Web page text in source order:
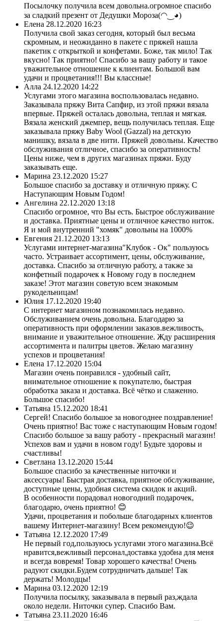
Посылочку получила всем довольна.огромное спасибо
за сладкий презент от Дедушки Мороза(◠‿◕)
Елена 28.12.2020 16:23
Получила свой заказ сегодня, который был весьма
скромным, и неожиданно в пакете с пряжей нашла
пакетик с открыткой и конфетами. Боже, так мило! Так
вкусно! Так приятно! Спасибо за вашу работу и такое
уважительное отношение к клиентам. Большой вам
удачи и процветания!!! Вы классные!
Алла 24.12.2020 14:22
Услугами этого магазина воспользовалась недавно.
Заказывала пряжу Вита Сапфир, из этой пряжи вязала
впервые. Пряжей осталась довольна, теплая и мягкая.
Вязала женский джемпер, вещь получилась теплая. Еще
заказывала пряжу Baby Wool (Gazzal) на детскую
манишку, вязала в две нити. Пряжей довольны. Качество
обслуживания отличное, спасибо за оперативность!
Цены ниже, чем в других магазинах пряжи. Буду
заказывать еще.
Марина 23.12.2020 15:27
Большое спасибо за доставку и отличную пряжу. С
Наступающим Новым Годом!
Ангелина 22.12.2020 13:18
Спасибо огромное, что Вы есть. Быстрое обслуживание
и доставка. Приятные цены и отличное качество ниток.
Я и мой внутренний "хомяк" довольны на 1000%
Евгения 21.12.2020 13:13
Услугами интернет-магазина"Клубок - Ок" пользуюсь
часто. Устраивает ассортимент, цены, обслуживание,
доставка. Спасибо за отличную работу, а также за
конфетный подарочек к Новому году в последнем
заказе! Этот магазин советую всем знакомым
рукодельницам!
Юлия 17.12.2020 19:40
С интернет магазином познакомилась недавно.
Обслуживанием очень довольна. Благодарю за
оперативность при оформлении заказов.вежливость,
внимание и уважительное отношение. Жду расширения
ассортимента и палитры цветов. Желаю магазину
успехов и процветания!
Елена 17.12.2020 15:04
Магазин очень понравился - удобный сайт,
внимательное отношение к покупателю, быстрая
обработка заказа и доставка. Всё чётко и слаженно.
Большое спасибо!
Татьяна 15.12.2020 18:41
Сергей! Спасибо большое за новогоднее поздравление!
Очень приятно! Вас тоже с наступающим Новым годом!
Спасибо большое за вашу работу - прекрасный магазин!
Успехов вам и удачи в новом году! Будьте здоровы и
счастливы!
Светлана 13.12.2020 15:44
Большое спасибо за качественные ниточки и
аксессуары! Быстрая доставка, приятное обслуживание,
доступные цены, удобная система скидок и акций.
В особенности порадовал новогодний подарочек,
благодарю, очень приятно! 😊
Удачи, процветания и побольше благодарных клиентов
вашему Интернет-магазину! Всем рекомендую!😉
Татьяна 12.12.2020 17:49
Не первый год,пользуюсь услугами этого магазина.Всё
нравится,вежливый персонал,доставка удобна для меня
и всегда вовремя! Товар хорошего качества! Очень
радуют скидки.Будем сотрудничать дальше! Так
держать! Молодцы!
Марина 03.12.2020 12:19
Получила посылку, заказывала в первый раз,ждала
около недели. Ниточки супер. Спасибо Вам.
Татьяна 23.11.2020 16:46